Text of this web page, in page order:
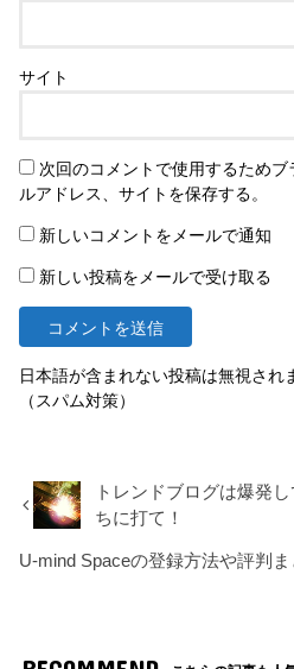
サイト
次回のコメントで使用するため
ルアドレス、サイトを保存する。
新しいコメントをメールで通知
新しい投稿をメールで受け取る
日本語が含まれない投稿は無視され
（スパム対策）
トレンドブログは爆発
ちに打て！
U-mind Spaceの登録方法や評判ま